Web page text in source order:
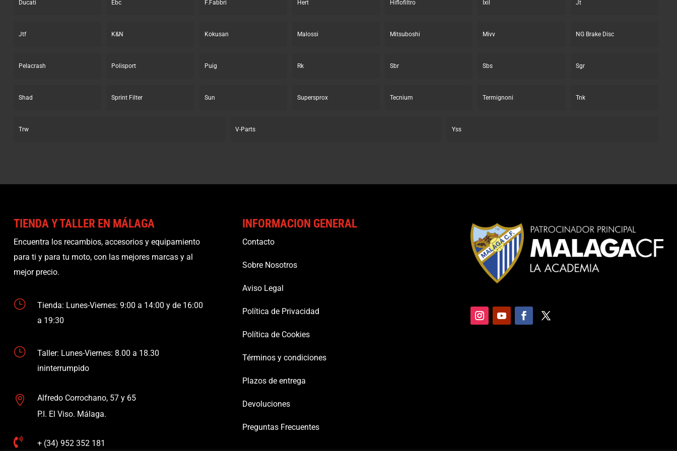
Ducati Ebc F.Fabbri Hert Hiflofiltro Ixil Jt
Jtf K&N Kokusan Malossi Mitsuboshi Mivv NG Brake Disc
Pelacrash Polisport Puig Rk Sbr Sbs Sgr
Shad Sprint Filter Sun Supersprox Tecnium Termignoni Tnk
Trw V-Parts Yss
TIENDA Y TALLER EN MÁLAGA
Encuentra los recambios, accesorios y equipamiento
para ti y para tu moto, con las mejores marcas y al
mejor precio.
}
Tienda: Lunes-Viernes: 9:00 a 14:00 y de 16:00
a 19:30
}
Taller: Lunes-Viernes: 8.00 a 18.30
ininterrumpido

Alfredo Corrochano, 57 y 65
P.I. El Viso. Málaga.
 + (34) 952 352 181
INFORMACION GENERAL
Contacto
Sobre Nosotros
Aviso Legal
Política de Privacidad
Política de Cookies
Términos y condiciones
Plazos de entrega
Devoluciones
Preguntas Frecuentes